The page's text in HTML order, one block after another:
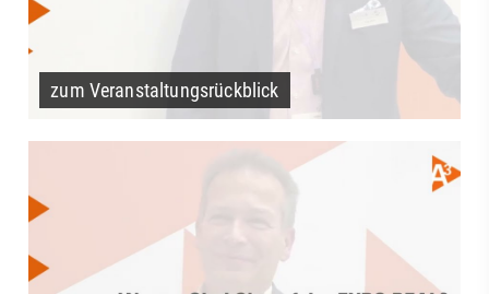
zum Veranstaltungsrückblick